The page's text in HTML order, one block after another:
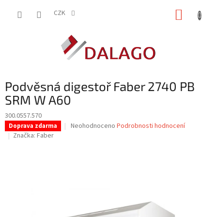
CZK
Podvěsná digestoř Faber 2740 PB
SRM W A60
300.0557.570
Doprava zdarma
Průměrné
Neohodnoceno Podrobnosti hodnocení
Značka: Faber